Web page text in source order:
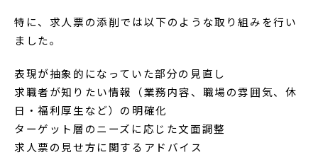
特に、求人票の添削では以下のような取り組みを行い
ました。
表現が抽象的になっていた部分の見直し
求職者が知りたい情報（業務内容、職場の雰囲気、休
日・福利厚生など）の明確化
ターゲット層のニーズに応じた文面調整
求人票の見せ方に関するアドバイス